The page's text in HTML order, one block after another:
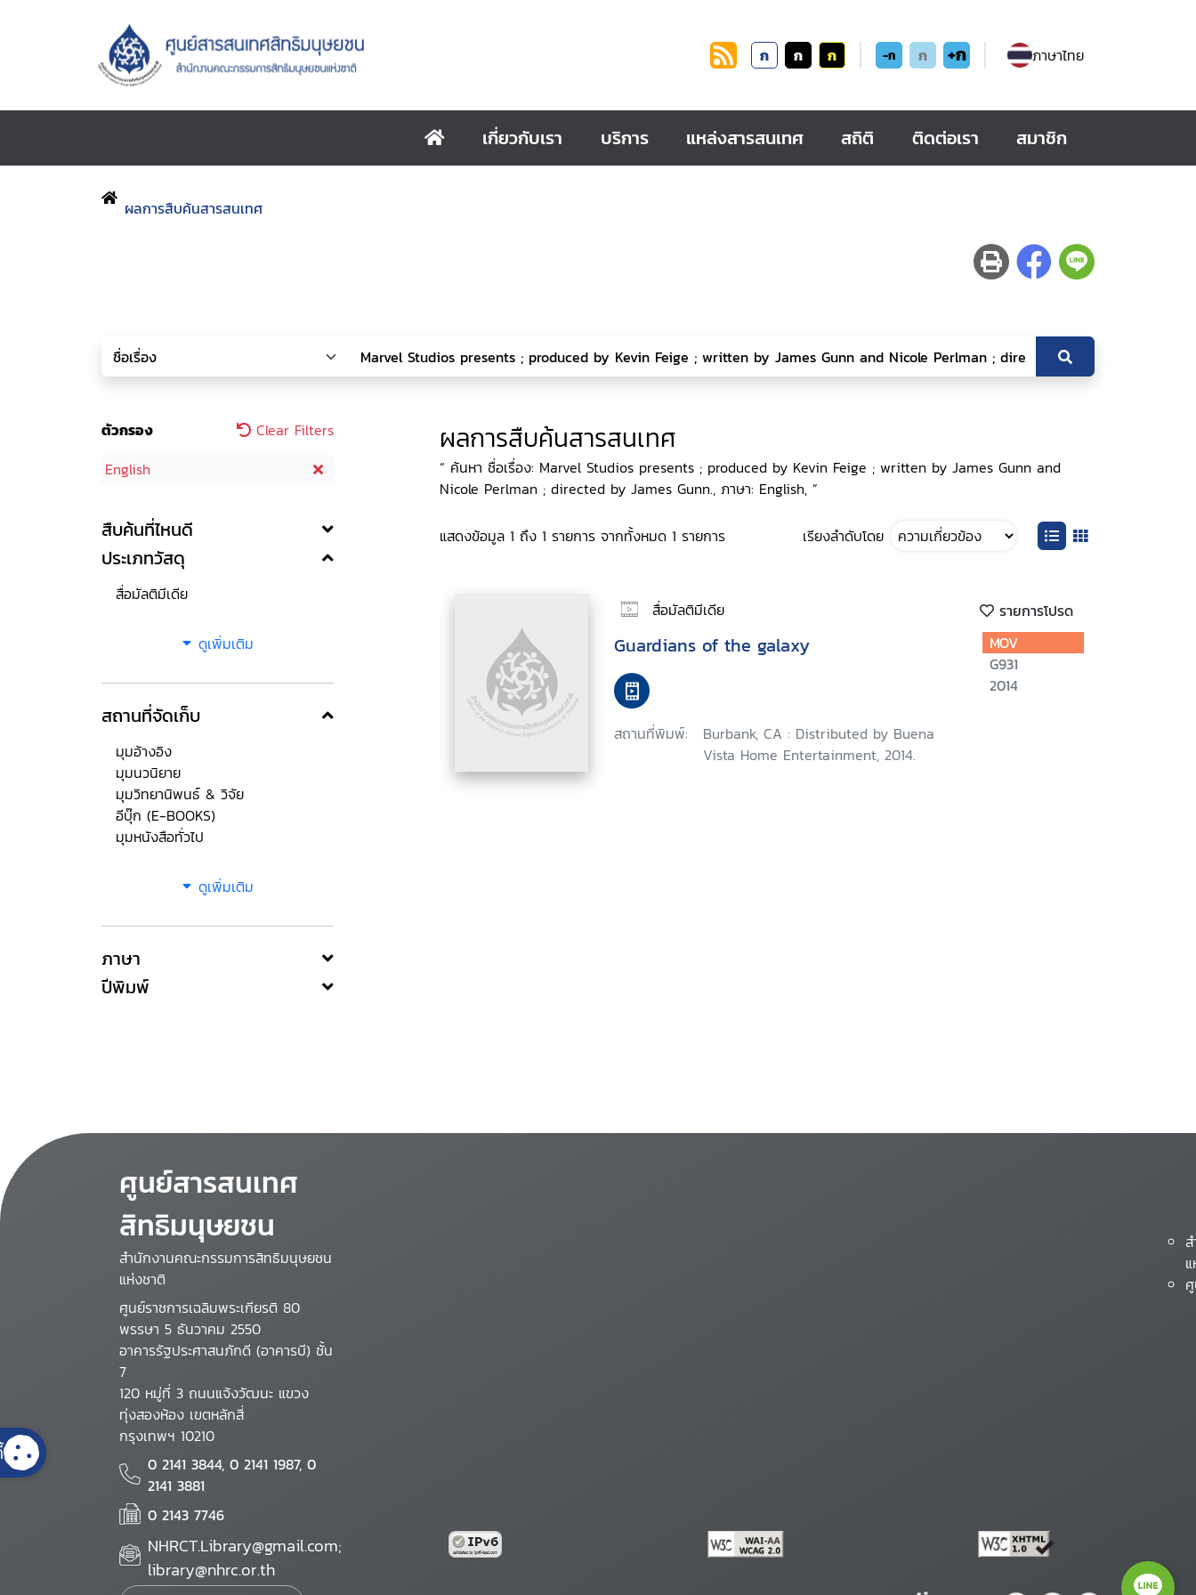
ก ก ก -ก ก +ก ภาษาไทย
เกี่ยวกับเรา บริการ แหล่งสารสนเทศ สถิติ ติดต่อเรา สมาชิก
ผลการสืบค้นสารสนเทศ
ตัวกรอง
Clear Filters
English
สืบค้นที่ไหนดี
ประเภทวัสดุ
สื่อมัลติมีเดีย
ดูเพิ่มเติม
สถานที่จัดเก็บ
มุมอ้างอิง
มุมนวนิยาย
มุมวิทยานิพนธ์ & วิจัย
อีบุ๊ก (E-BOOKS)
มุมหนังสือทั่วไป
ดูเพิ่มเติม
ภาษา
ปีพิมพ์
ผลการสืบค้นสารสนเทศ
“ ค้นหา ชื่อเรื่อง: Marvel Studios presents ; produced by Kevin Feige ; written by James Gunn and
Nicole Perlman ; directed by James Gunn., ภาษา: English, ”
แสดงข้อมูล 1 ถึง 1 รายการ จากทั้งหมด 1 รายการ เรียงลำดับโดย
สื่อมัลติมีเดีย รายการโปรด
Guardians of the galaxy
สถานที่พิมพ์:
Burbank, CA : Distributed by Buena
Vista Home Entertainment, 2014.
MOV
G931
2014
ศูนย์สารสนเทศ
สิทธิมนุษยชน
สำนักงานคณะกรรมการสิทธิมนุษยชน
แห่งชาติ
ศูนย์ราชการเฉลิมพระเกียรติ 80
พรรษา 5 ธันวาคม 2550
อาคารรัฐประศาสนภักดี (อาคารบี) ชั้น
7
120 หมู่ที่ 3 ถนนแจ้งวัฒนะ แขวง
ทุ่งสองห้อง เขตหลักสี่
กรุงเทพฯ 10210
0 2141 3844, 0 2141 1987, 0
2141 3881
0 2143 7746
NHRCT.Library@gmail.com;
library@nhrc.or.th